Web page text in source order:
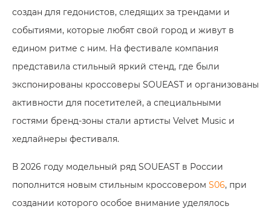
создан для гедонистов, следящих за трендами и
событиями, которые любят свой город и живут в
едином ритме с ним. На фестивале компания
представила стильный яркий стенд, где были
экспонированы кроссоверы SOUEAST и организованы
активности для посетителей, а специальными
гостями бренд-зоны стали артисты Velvet Music и
хедлайнеры фестиваля.
В 2026 году модельный ряд SOUEAST в России
пополнится новым стильным кроссовером S06, при
создании которого особое внимание уделялось